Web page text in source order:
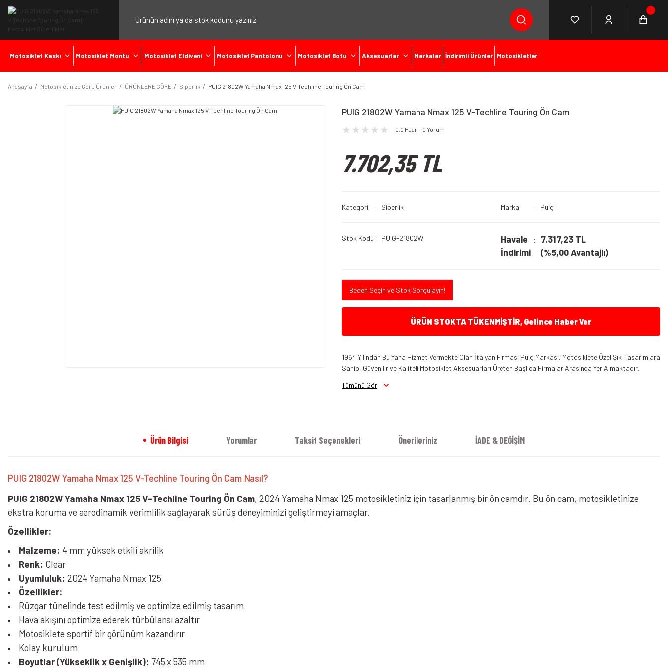
Motosiklet Kaskı Motosiklet Montu Motosiklet Eldiveni Motosiklet Pantolonu Motosiklet Botu Aksesuarlar Markalar İndirimli Ürünler Motosikletler
Anasayfa Motosikletinize Göre Ürünler ÜRÜNLERE GÖRE Siperlik PUIG 21802W Yamaha Nmax 125 V-Techline Touring Ön Cam
PUIG 21802W Yamaha Nmax 125 V-Techline Touring Ön Cam
0.0 Puan - 0 Yorum
7.702,35 TL
Kategori Siperlik Marka Puig
Stok Kodu PUIG-21802W
Havale
İndirimi
7.317,23 TL
(%5,00 Avantajlı)
Beden Seçin ve Stok Sorgulayın!
ÜRÜN STOKTA TÜKENMİŞTİR, Gelince Haber Ver
1964 Yılından Bu Yana Hizmet Vermekte Olan İtalyan Firması Puig Markası, Motosiklete Özel Şık Tasarımlara
Sahip, Güvenilir ve Kaliteli Motosiklet Aksesuarları Üreten Başlıca Firmalar Arasında Yer Almaktadır.
Tümünü Gör
Ürün Bilgisi Yorumlar Taksit Seçenekleri Önerileriniz İADE & DEĞİŞİM
PUIG 21802W Yamaha Nmax 125 V-Techline Touring Ön Cam Nasıl?
PUIG 21802W Yamaha Nmax 125 V-Techline Touring Ön Cam, 2024 Yamaha Nmax 125 motosikletiniz için tasarlanmış bir ön camdır. Bu ön cam, motosikletinize
ekstra koruma ve aerodinamik verimlilik sağlayarak sürüş deneyiminizi geliştirmeyi amaçlar.
Özellikler:
Malzeme: 4 mm yüksek etkili akrilik
Renk: Clear
Uyumluluk: 2024 Yamaha Nmax 125
Özellikler:
Rüzgar tünelinde test edilmiş ve optimize edilmiş tasarım
Hava akışını optimize ederek türbülansı azaltır
Motosiklete sportif bir görünüm kazandırır
Kolay kurulum
Boyutlar (Yükseklik x Genişlik): 745 x 535 mm